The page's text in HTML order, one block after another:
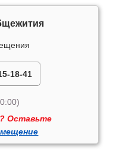
18-41
Оставьте